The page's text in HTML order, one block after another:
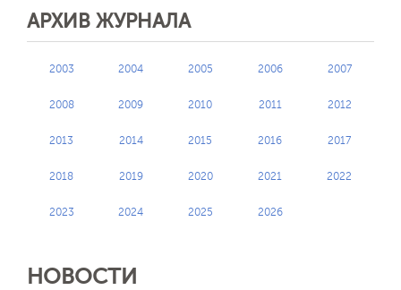
АРХИВ ЖУРНАЛА
2003 2004 2005 2006 2007
2008 2009 2010 2011 2012
2013 2014 2015 2016 2017
2018 2019 2020 2021 2022
2023 2024 2025 2026
НОВОСТИ